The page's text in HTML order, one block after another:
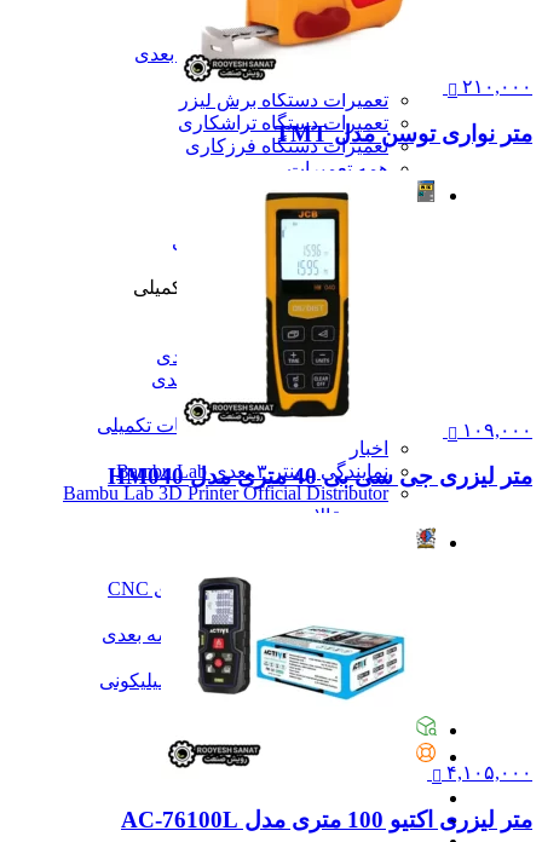
تعمیرات
تعمیرات دستگاه CNC
تعمیرات دستگاه اسکن سه بعدی
تعمیرات دستگاه پرینتر 3D
تعمیرات دستگاه برش لیزر
تعمیرات دستگاه تراشکاری
تعمیرات دستگاه فرزکاری
همه تعمیرات
مقالات
مقایسه دستگاه های صنعتی
آموزش و اطلاعات تکمیلی
آموزش و اطلاعات تکمیلی
آموزش فرزکاری
آموزش تراشکاری
آموزش پرینتر سه بعدی
آموزش اسکنر سه بعدی
آموزش CNC
همه آموزش و اطلاعات تکمیلی
اخبار
نمایندگی پرینتر ۳ بعدی Bambu Lab
Bambu Lab 3D Printer Official Distributor
همه مقالات
آموزش نرم‌افزار سالیدورک
آموزش جامع ساخت پرینتر سه بعدی
آموزش تراشکاری
آموزش کامل ساخت قالب سیلیکونی
همه آموزش
۲۱۰,۰۰۰
متر نواری توسن مدل TMT
۱۰۹,۰۰۰
متر لیزری جی سی بی 40 متری مدل HM040
۴,۱۰۵,۰۰۰
متر لیزری اکتیو 100 متری مدل AC-76100L